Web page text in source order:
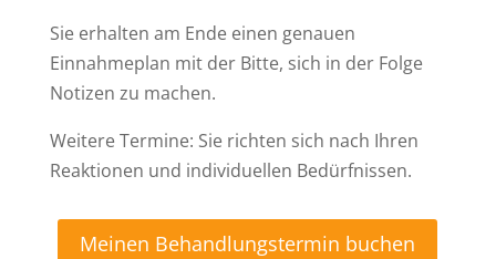
Sie erhalten am Ende einen genauen
Einnahmeplan mit der Bitte, sich in der Folge
Notizen zu machen.
Weitere Termine: Sie richten sich nach Ihren
Reaktionen und individuellen Bedürfnissen.
Meinen Behandlungstermin buchen